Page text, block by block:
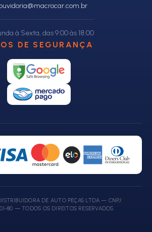
à Sexta, das 9:00 às 18:00
DE SEGURANÇA
DE AUTO PEÇAS LTDA — CNPJ:
80 — TODOS OS DIREITOS RESERVADOS